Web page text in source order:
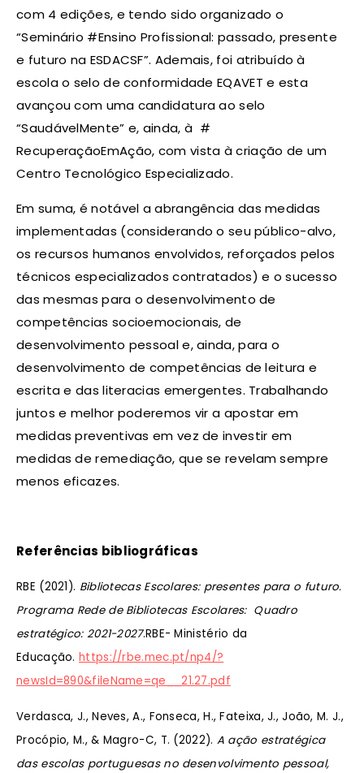
com 4 edições, e tendo sido organizado o
“Seminário #Ensino Profissional: passado, presente
e futuro na ESDACSF”. Ademais, foi atribuído à
escola o selo de conformidade EQAVET e esta
avançou com uma candidatura ao selo
“SaudávelMente” e, ainda, à #
RecuperaçãoEmAção, com vista à criação de um
Centro Tecnológico Especializado.
Em suma, é notável a abrangência das medidas
implementadas (considerando o seu público-alvo,
os recursos humanos envolvidos, reforçados pelos
técnicos especializados contratados) e o sucesso
das mesmas para o desenvolvimento de
competências socioemocionais, de
desenvolvimento pessoal e, ainda, para o
desenvolvimento de competências de leitura e
escrita e das literacias emergentes. Trabalhando
juntos e melhor poderemos vir a apostar em
medidas preventivas em vez de investir em
medidas de remediação, que se revelam sempre
menos eficazes.
Referências bibliográficas
RBE (2021). Bibliotecas Escolares: presentes para o futuro.
Programa Rede de Bibliotecas Escolares: Quadro
estratégico: 2021-2027.RBE- Ministério da
Educação.https://rbe.mec.pt/np4/?
newsId=890&fileName=qe__21.27.pdf
Verdasca, J., Neves, A., Fonseca, H., Fateixa, J., João, M. J.,
Procópio, M., & Magro-C, T. (2022). A ação estratégica
das escolas portuguesas no desenvolvimento pessoal,